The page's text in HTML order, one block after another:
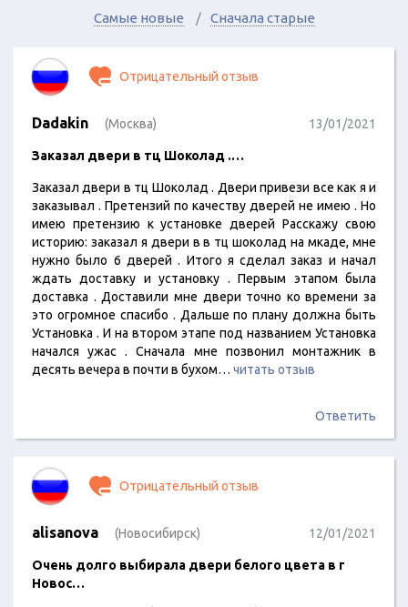
Самые новые Сначала старые
Отрицательный отзыв
Dadakin (Москва) 13/01/2021
Заказал двери в тц Шоколад .…
Заказал двери в тц Шоколад . Двери привези все как я и
заказывал . Претензий по качеству дверей не имею . Но
имею претензию к установке дверей Расскажу свою
историю: заказал я двери в в тц шоколад на мкаде, мне
нужно было 6 дверей . Итого я сделал заказ и начал
ждать доставку и установку . Первым этапом была
доставка . Доставили мне двери точно ко времени за
это огромное спасибо . Дальше по плану должна быть
Установка . И на втором этапе под названием Установка
начался ужас . Сначала мне позвонил монтажник в
десять вечера в почти в бухом… читать отзыв
Ответить
Отрицательный отзыв
alisanova (Новосибирск) 12/01/2021
Очень долго выбирала двери белого цвета в г
Новос…